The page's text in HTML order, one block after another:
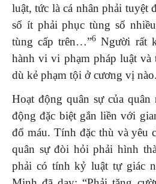
luật, tức là cá nhân phải tuyệt
số ít phải phục tùng số
tùng cấp trên…”6 Người rất
hành vi vi phạm pháp luật
dù kẻ phạm tội ở cương vị nào.
Hoạt động quân sự của
động đặc biệt gắn liền với
đổ máu. Tính đặc thù và yêu
quân sự đòi hỏi phải hình
phải có tính kỷ luật tự giác